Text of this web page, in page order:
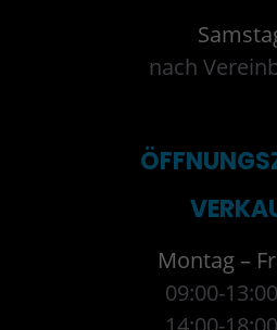
nach
Montag –
09:00-